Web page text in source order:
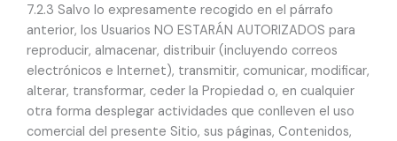
7.2.3 Salvo lo expresamente recogido en el párrafo
anterior, los Usuarios NO ESTARÁN AUTORIZADOS para
reproducir, almacenar, distribuir (incluyendo correos
electrónicos e Internet), transmitir, comunicar, modificar,
alterar, transformar, ceder la Propiedad o, en cualquier
otra forma desplegar actividades que conlleven el uso
comercial del presente Sitio, sus páginas, Contenidos,